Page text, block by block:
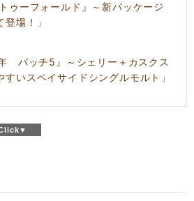
ゥーフォールド』～新パッケージ
場！」
バッチ5』～シェリー＋カスクス
すいスペイサイドシングルモルト」